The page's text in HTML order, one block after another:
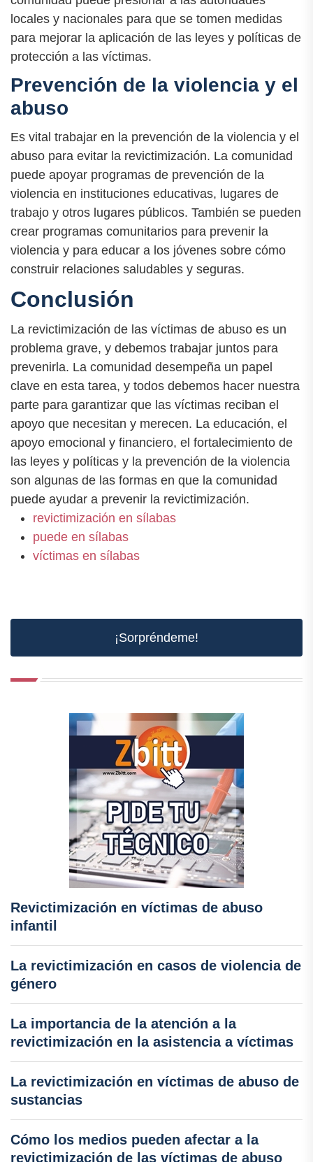
locales y nacionales para que se tomen medidas
para mejorar la aplicación de las leyes y políticas de
protección a las víctimas.
Prevención de la violencia y el
abuso
Es vital trabajar en la prevención de la violencia y el
abuso para evitar la revictimización. La comunidad
puede apoyar programas de prevención de la
violencia en instituciones educativas, lugares de
trabajo y otros lugares públicos. También se pueden
crear programas comunitarios para prevenir la
violencia y para educar a los jóvenes sobre cómo
construir relaciones saludables y seguras.
Conclusión
La revictimización de las víctimas de abuso es un
problema grave, y debemos trabajar juntos para
prevenirla. La comunidad desempeña un papel
clave en esta tarea, y todos debemos hacer nuestra
parte para garantizar que las víctimas reciban el
apoyo que necesitan y merecen. La educación, el
apoyo emocional y financiero, el fortalecimiento de
las leyes y políticas y la prevención de la violencia
son algunas de las formas en que la comunidad
puede ayudar a prevenir la revictimización.
revictimización en sílabas
puede en sílabas
víctimas en sílabas
¡Sorpréndeme!
Revictimización en víctimas de abuso
infantil
La revictimización en casos de violencia de
género
La importancia de la atención a la
revictimización en la asistencia a víctimas
La revictimización en víctimas de abuso de
sustancias
Cómo los medios pueden afectar a la
revictimización de las víctimas de abuso